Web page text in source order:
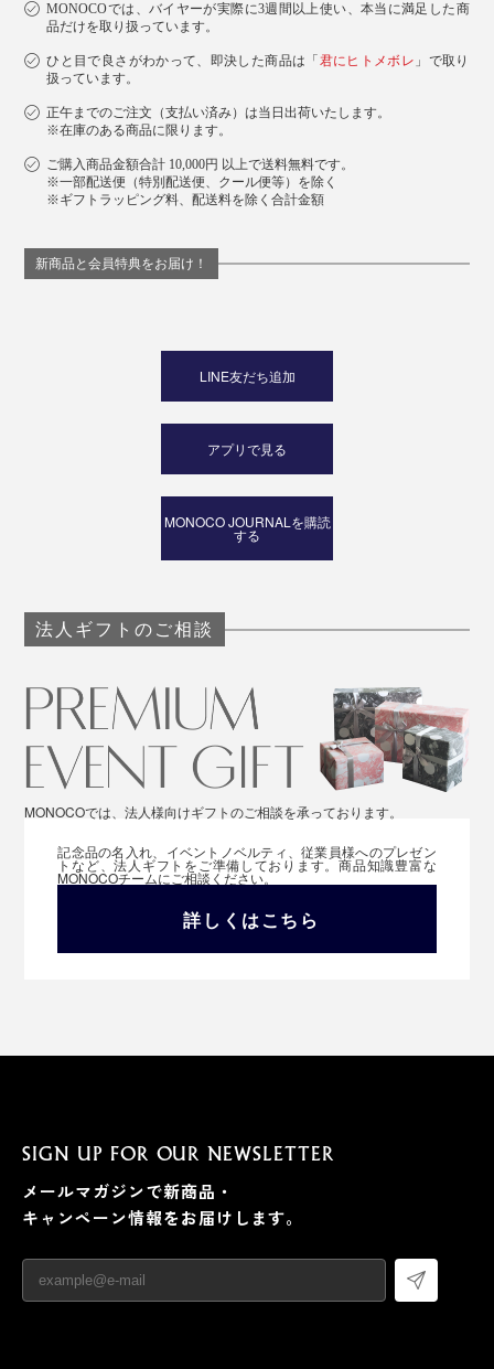
MONOCOでは、バイヤーが実際に3週間以上使い、本当に満足した商
品だけを取り扱っています。
ひと目で良さがわかって、即決した商品は「 君にヒトメボレ 」で取り
扱っています。
正午までのご注文（支払い済み）は当日出荷いたします。
※在庫のある商品に限ります。
ご購入商品金額合計 10,000円 以上で送料無料です。
※一部配送便（特別配送便、クール便等）を除く
※ギフトラッピング料、配送料を除く合計金額
新商品と会員特典をお届け！
LINE友だち追加
アプリで見る
MONOCO JOURNALを購読
する
法人ギフトのご相談
MONOCOでは、法人様向けギフトのご相談を承っております。
記念品の名入れ、イベントノベルティ、従業員様へのプレゼン
トなど、法人ギフトをご準備しております。商品知識豊富な
MONOCOチームにご相談ください。
詳しくはこちら
SIGN UP FOR OUR NEWSLETTER
メールマガジンで新商品・
キャンペーン情報をお届けします。